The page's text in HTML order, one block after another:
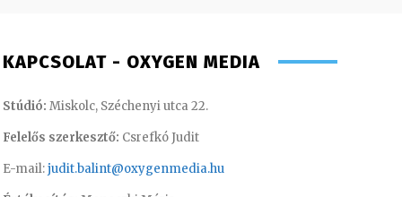
KAPCSOLAT - OXYGEN MEDIA
Stúdió: Miskolc, Széchenyi utca 22.
Felelős szerkesztő: Csrefkó Judit
E-mail:judit.balint@oxygenmedia.hu